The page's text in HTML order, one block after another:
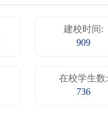
建校时间:
909
在校学生数:
736